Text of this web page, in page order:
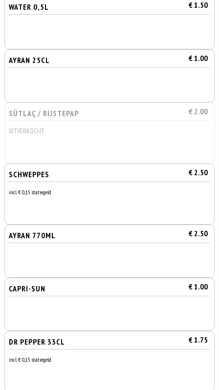
WATER 0,5L € 1.50
AYRAN 25CL € 1.00
SÜTLAÇ / RIJSTEPAP € 2.00
UITVERKOCHT
SCHWEPPES € 2.50
incl. € 0,15 statiegeld
AYRAN 770ML € 2.50
CAPRI-SUN € 1.00
DR PEPPER 33CL € 1.75
incl. € 0,15 statiegeld